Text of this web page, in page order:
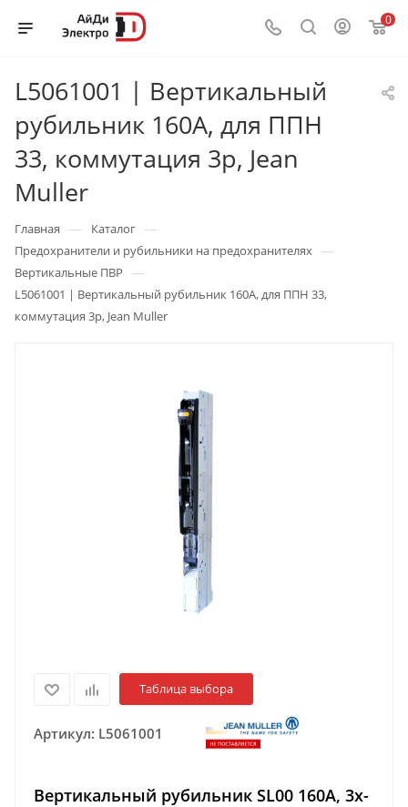
0
L5061001 | Вертикальный
рубильник 160А, для ППН
33, коммутация 3p, Jean
Muller
Главная — Каталог —
Предохранители и рубильники на предохранителях —
Вертикальные ПВР —
L5061001 | Вертикальный рубильник 160А, для ППН 33,
коммутация 3p, Jean Muller
Таблица выбора
Артикул: L5061001
Вертикальный рубильник SL00 160А, 3х-